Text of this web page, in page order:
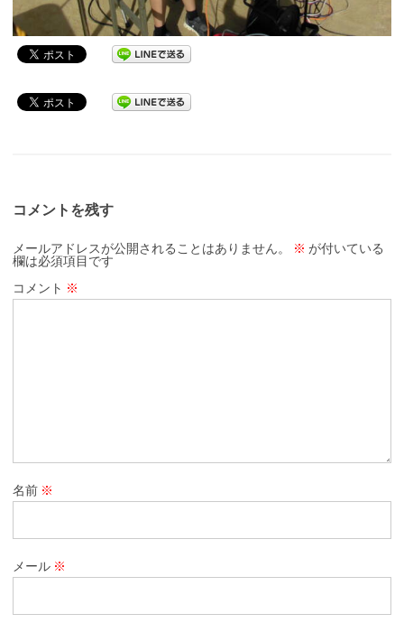
コメントを残す
メールアドレスが公開されることはありません。 ※ が付いている
欄は必須項目です
コメント ※
名前 ※
メール ※